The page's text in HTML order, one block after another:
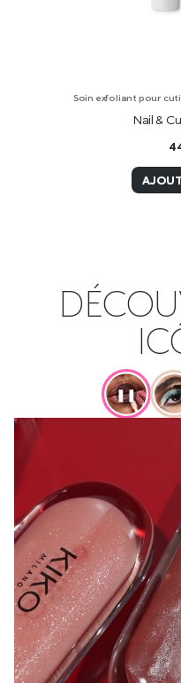
Soin exfoliant pour
Nail &
❚❚